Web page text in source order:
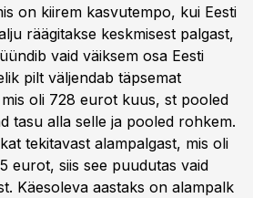
on kiirem kasvutempo, kui Eesti
räägitakse keskmisest palgast,
vaid väiksem osa Eesti
pilt väljendab täpsemat
oli 728 eurot kuus, st pooled
tasu alla selle ja pooled rohkem.
tekitavast alampalgast, mis oli
eurot, siis see puudutas vaid
Käesoleva aastaks on alampalk